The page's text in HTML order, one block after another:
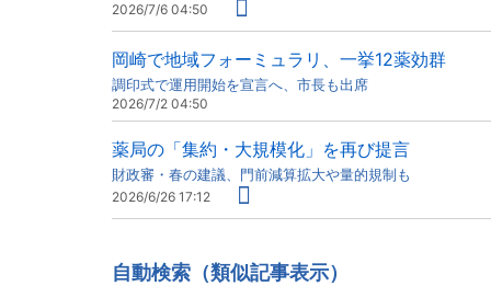
2026/7/6 04:50
岡崎で地域フォーミュラリ、一挙12薬効群
調印式で運用開始を宣言へ、市長も出席
2026/7/2 04:50
薬局の「集約・大規模化」を再び提言
財政審・春の建議、門前減算拡大や量的規制も
2026/6/26 17:12
自動検索（類似記事表示）